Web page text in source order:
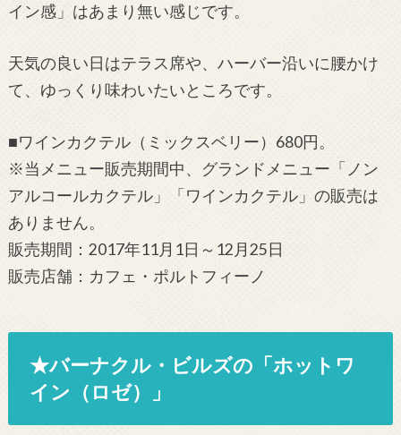
イン感」はあまり無い感じです。
天気の良い日はテラス席や、ハーバー沿いに腰かけ
て、ゆっくり味わいたいところです。
■ワインカクテル（ミックスベリー）680円。
※当メニュー販売期間中、グランドメニュー「ノン
アルコールカクテル」「ワインカクテル」の販売は
ありません。
販売期間：2017年11月1日～12月25日
販売店舗：カフェ・ポルトフィーノ
★バーナクル・ビルズの「ホットワ
イン（ロゼ）」